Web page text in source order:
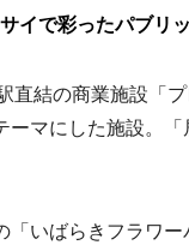
イで彩ったパブリ
直結の商業施設「
ーマにした施設。
いばらきフラワー